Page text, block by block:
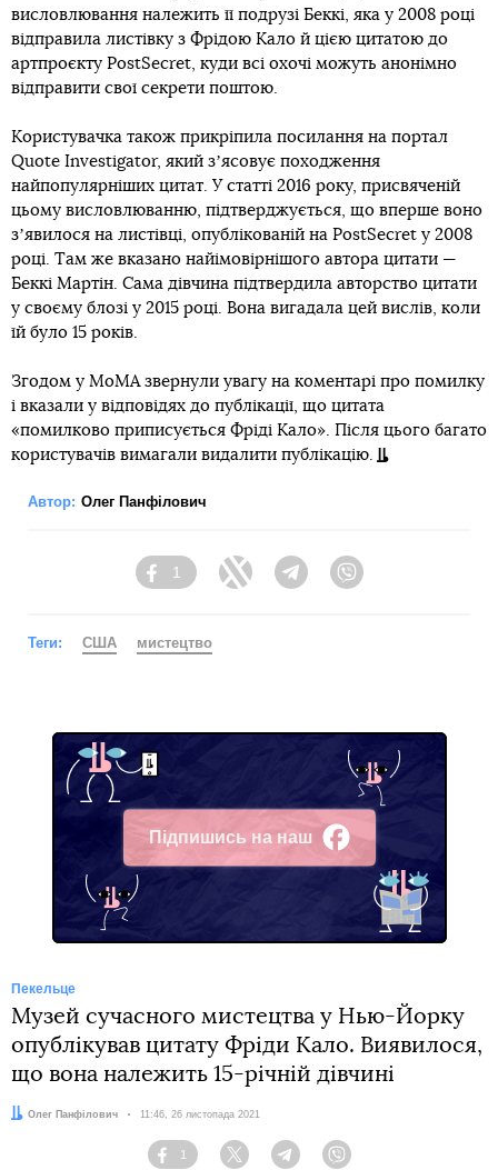
висловлювання належить її подрузі Беккі, яка у 2008 році
відправила листівку з Фрідою Кало й цією цитатою до
артпроєкту PostSecret, куди всі охочі можуть анонімно
відправити свої секрети поштою.
Користувачка також прикріпила посилання на портал
Quote Investigator, який зʼясовує походження
найпопулярніших цитат. У статті 2016 року, присвяченій
цьому висловлюванню, підтверджується, що вперше воно
зʼявилося на листівці, опублікованій на PostSecret у 2008
році. Там же вказано найімовірнішого автора цитати —
Беккі Мартін. Сама дівчина підтвердила авторство цитати
у своєму блозі у 2015 році. Вона вигадала цей вислів, коли
їй було 15 років.
Згодом у MoMA звернули увагу на коментарі про помилку
і вказали у відповідях до публікації, що цитата
«помилково приписується Фріді Кало». Після цього багато
користувачів вимагали видалити публікацію.
Автор: Олег Панфілович
Facebook
1
Twitter TelegramViber
Теги: США мистецтво
Підпишись на наш
Facebook
Пекельце
Музей сучасного мистецтва у Нью-Йорку
опублікував цитату Фріди Кало. Виявилося,
що вона належить 15-річній дівчині
Автор:
Олег Панфілович Дата:
11:46, 26 листопада 2021
Facebook
1
Twitter TelegramViber